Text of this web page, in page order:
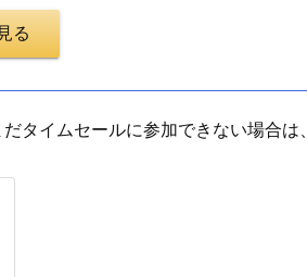
る
タイムセールに参加できない場合は、